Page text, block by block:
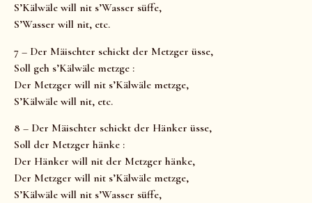
S’Kälwäle will nit s’Wasser süffe,
S’Wasser will nit, etc.
7 – Der Mäischter schickt der Metzger üsse,
Soll geh s’Kälwäle metzge :
Der Metzger will nit s’Kälwäle metzge,
S’Kälwäle will nit, etc.
8 – Der Mäischter schickt der Hänker üsse,
Soll der Metzger hänke :
Der Hänker will nit der Metzger hänke,
Der Metzger will nit s’Kälwäle metzge,
S’Kälwäle will nit s’Wasser süffe,